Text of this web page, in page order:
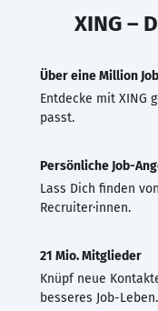
XING –
Über eine Million
Entdecke mit XING
passt.
Persönliche Job-
Lass Dich finden
Recruiter·innen.
21 Mio. Mitglieder
Knüpf neue
besseres Job-Leben.